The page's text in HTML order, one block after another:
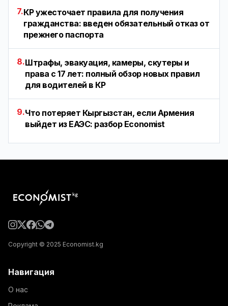
7.КР ужесточает правила для получения
гражданства: введен обязательный отказ от
прежнего паспорта
8.Штрафы, эвакуация, камеры, скутеры и
права с 17 лет: полный обзор новых правил
для водителей в КР
9.Что потеряет Кыргызстан, если Армения
выйдет из ЕАЭС: разбор Economist
Copyright © 2025 Economist.kg
Навигация
О нас